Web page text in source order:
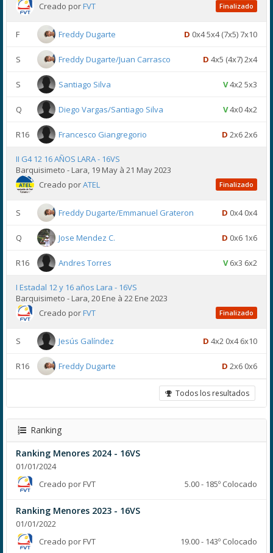
Creado porFVT Finalizado
F Freddy Dugarte D 0x4 5x4 (7x5) 7x10
S Freddy Dugarte/Juan Carrasco D 4x5 (4x7) 2x4
S Santiago Silva V4x2 5x3
Q Diego Vargas/Santiago Silva V4x0 4x2
R16 Francesco Giangregorio D 2x6 2x6
II G4 12 16 AÑOS LARA - 16VS
Barquisimeto - Lara, 19 May à 21 May 2023
Creado porATEL Finalizado
S Freddy Dugarte/Emmanuel Grateron D 0x4 0x4
Q Jose Mendez C. D 0x6 1x6
R16 Andres Torres V6x3 6x2
I Estadal 12 y 16 años Lara - 16VS
Barquisimeto - Lara, 20 Ene à 22 Ene 2023
Creado porFVT Finalizado
S Jesús Galíndez D 4x2 0x4 6x10
R16 Freddy Dugarte D 2x6 0x6
Todos los resultados
Ranking
Ranking Menores 2024 - 16VS
01/01/2024
Creado por FVT
5.00 - 185º Colocado
Ranking Menores 2023 - 16VS
01/01/2022
Creado por FVT
19.00 - 143º Colocado